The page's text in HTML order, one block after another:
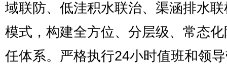
域联防、低洼积水联治、渠涵排水
模式，构建全方位、分层级、常态
任体系。严格执行24小时值班和领